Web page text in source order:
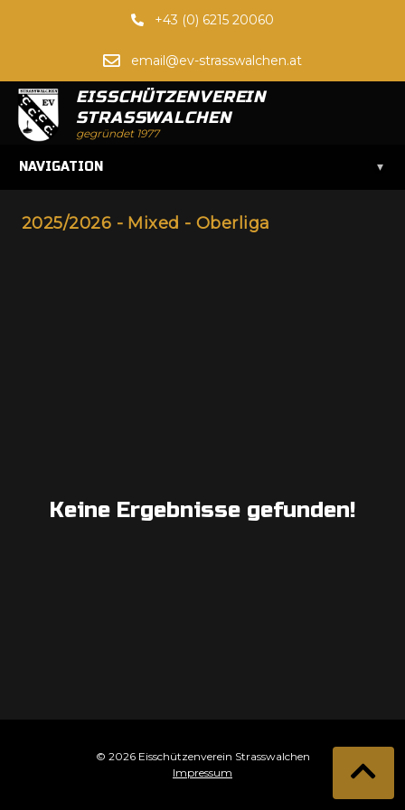
+43 (0) 6215 20060
email@ev-strasswalchen.at
EISSCHÜTZENVEREIN
STRASSWALCHEN
gegründet 1977
NAVIGATION ▾
2025/2026 - Mixed - Oberliga
Keine Ergebnisse gefunden!
© 2026 Eisschützenverein Strasswalchen
Impressum